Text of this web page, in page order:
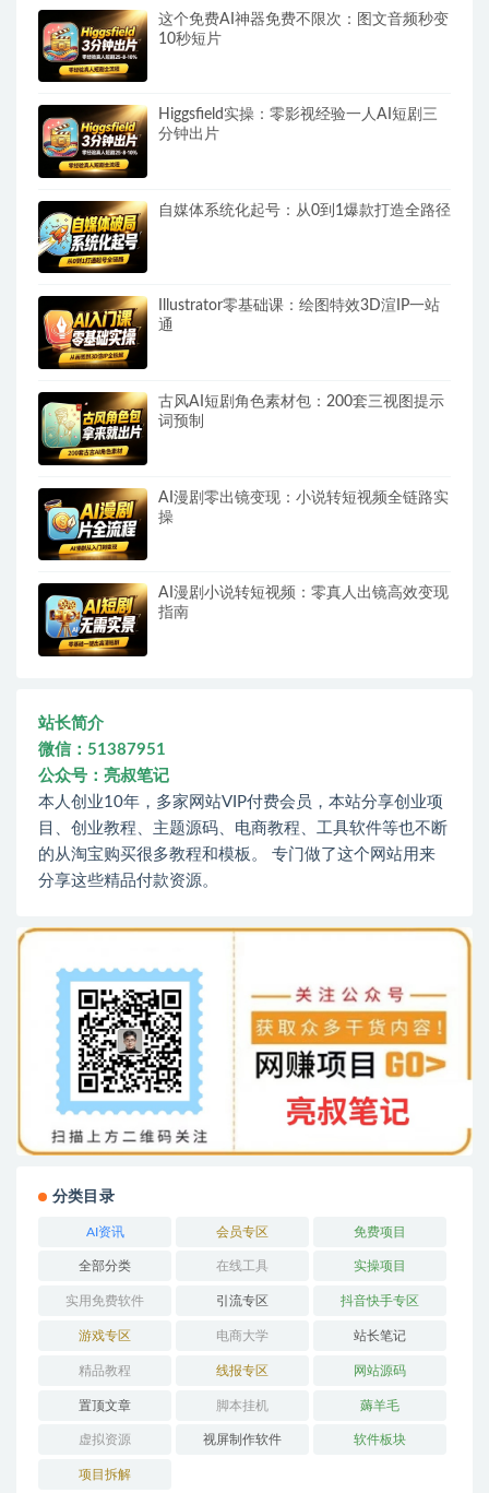
这个免费AI神器免费不限次：图文音频秒变
10秒短片
Higgsfield实操：零影视经验一人AI短剧三
分钟出片
自媒体系统化起号：从0到1爆款打造全路径
Illustrator零基础课：绘图特效3D渲IP一站
通
古风AI短剧角色素材包：200套三视图提示
词预制
AI漫剧零出镜变现：小说转短视频全链路实
操
AI漫剧小说转短视频：零真人出镜高效变现
指南
站长简介
微信：51387951
公众号：亮叔笔记
本人创业10年，多家网站VIP付费会员，本站分享创业项
目、创业教程、主题源码、电商教程、工具软件等也不断
的从淘宝购买很多教程和模板。 专门做了这个网站用来
分享这些精品付款资源。
分类目录
AI资讯 会员专区 免费项目
全部分类 在线工具 实操项目
实用免费软件 引流专区 抖音快手专区
游戏专区 电商大学 站长笔记
精品教程 线报专区 网站源码
置顶文章 脚本挂机 薅羊毛
虚拟资源 视屏制作软件 软件板块
项目拆解